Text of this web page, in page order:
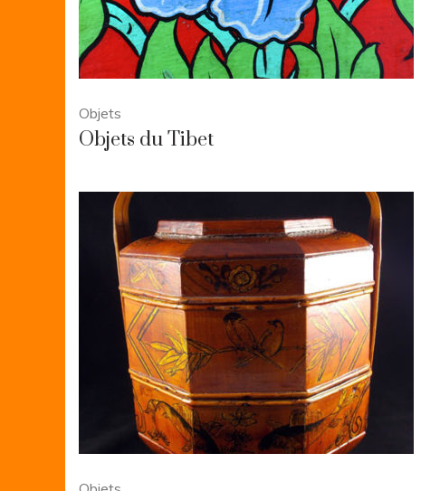
Objets
Objets du Tibet